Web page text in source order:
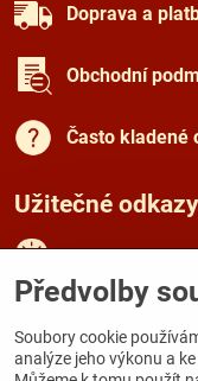
Doprava a
Obchodní
Často kladené
Užitečné odkazy
Rady a tipy
Předvolby
Soubory cookie
analýze jeho výkonu a